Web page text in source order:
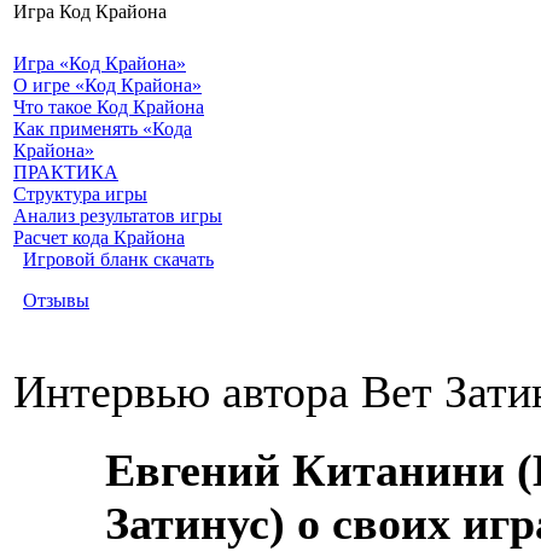
Игра Код Крайона
Игра «Код Крайона»
О игре «Код Крайона»
Что такое Код Крайона
Как применять «Кода
Крайона»
ПРАКТИКА
Структура игры
Анализ результатов игры
Расчет кода Крайона
Игровой бланк скачать
Отзывы
Интервью автора Вет
Евгений Китанини
Затинус) о своих